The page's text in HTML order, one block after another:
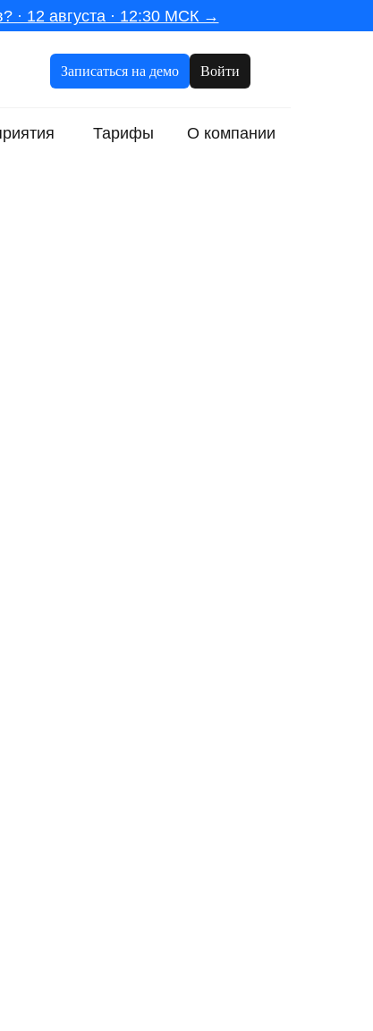
· 12 августа · 12:30 МСК →
Записаться на демо Войти
Тарифы О компании